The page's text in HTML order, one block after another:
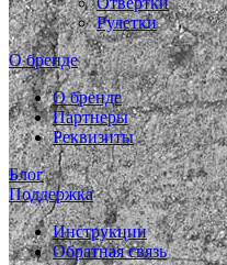
Рулетки
О бренде
О бренде
Партнеры
Реквизиты
Блог
Поддержка
Инструкции
Обратная связь